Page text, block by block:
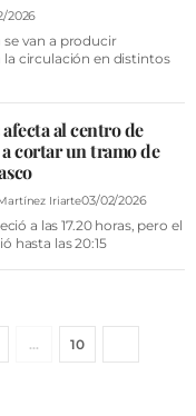
2026
se van a producir
circulación en distintos
al centro de
cortar un tramo de
Iriarte03/02/2026
a las 17.20 horas, pero el
hasta las 20:15
… 10